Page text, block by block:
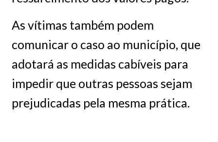
As vítimas também podem
comunicar o caso ao município, que
adotará as medidas cabíveis para
impedir que outras pessoas sejam
prejudicadas pela mesma prática.